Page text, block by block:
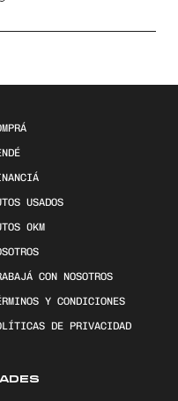
USADOS
0KM
CON NOSOTROS
Y CONDICIONES
DE PRIVACIDAD